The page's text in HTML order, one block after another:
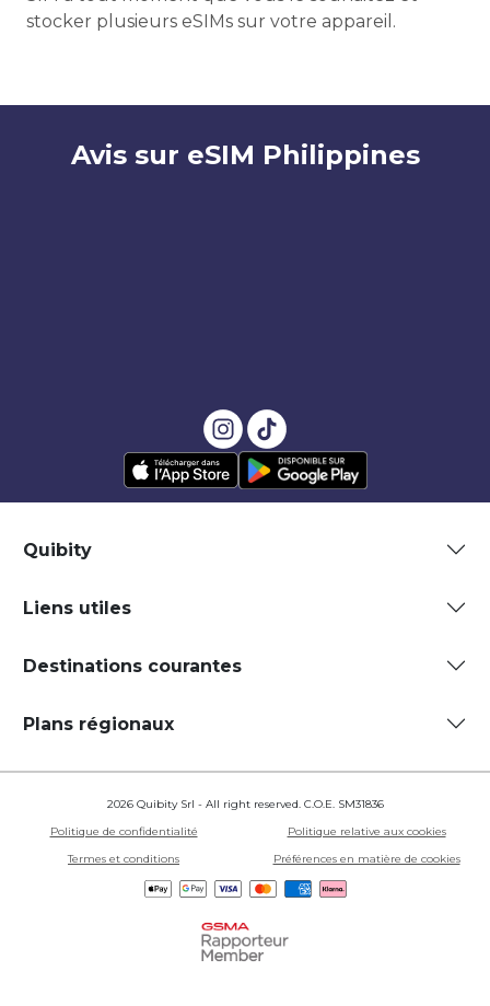
stocker plusieurs eSIMs sur votre appareil.
Avis sur eSIM Philippines
Quibity
Liens utiles
Destinations courantes
Plans régionaux
2026 Quibity Srl - All right reserved. C.O.E. SM31836
Politique de confidentialité
Politique relative aux cookies
Termes et conditions
Préférences en matière de cookies